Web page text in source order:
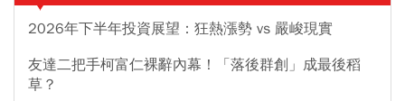
2026年下半年投資展望：狂熱漲勢 vs 嚴峻現實
友達二把手柯富仁裸辭內幕！「落後群創」成最後稻
草？